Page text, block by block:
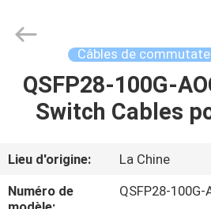
MAISON
AU
Fournisseur.
Copyright
opticcables.com.
Câbles de
QSFP28-100G-
Switch Cables
Lieu d'origine:
La Chine
Numéro de
QSFP28-100G-